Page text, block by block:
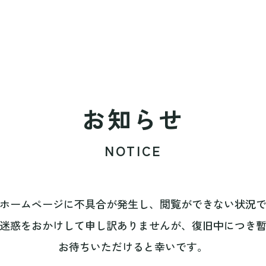
お知らせ
NOTICE
ームページに不具合が発生し、閲覧ができない状況で
惑をおかけして申し訳ありませんが、復旧中につき
お待ちいただけると幸いです。